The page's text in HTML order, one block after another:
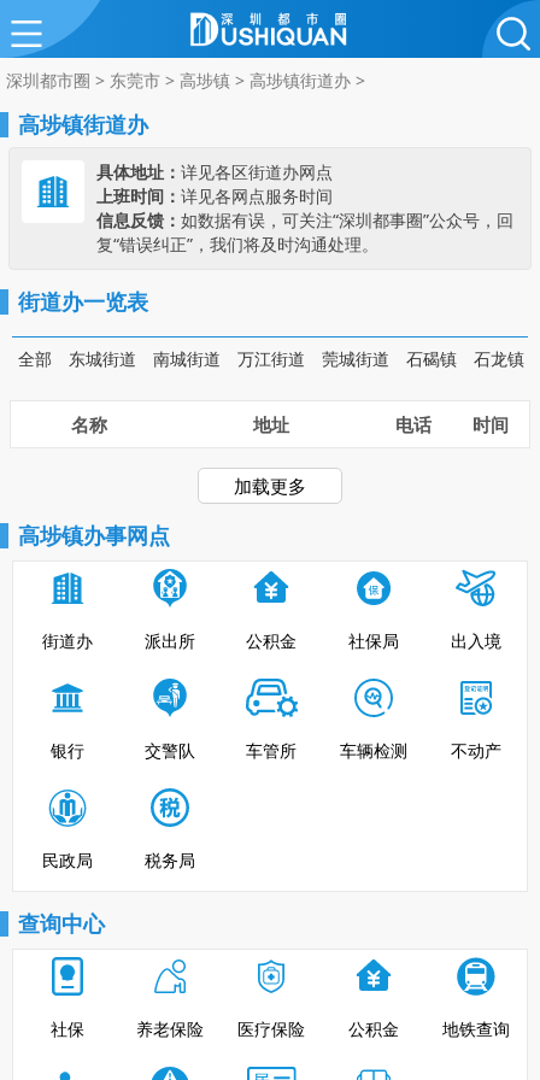
深圳都市圈 > 东莞市 > 高埗镇 > 高埗镇街道办 >
高埗镇街道办
具体地址： 详见各区街道办网点
上班时间： 详见各网点服务时间
信息反馈： 如数据有误，可关注“深圳都事圈”公众号，回
复“错误纠正”，我们将及时沟通处理。
街道办一览表
全部 东城街道 南城街道 万江街道 莞城街道 石碣镇 石龙镇
名称 地址 电话 时间
加载更多
高埗镇办事网点
街道办 派出所 公积金 社保局 出入境
银行 交警队 车管所 车辆检测 不动产
民政局 税务局
查询中心
社保 养老保险 医疗保险 公积金 地铁查询